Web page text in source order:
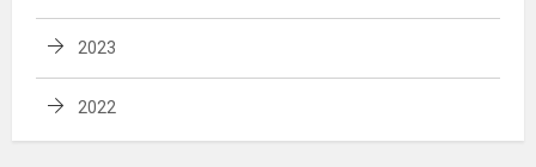
2023
2022